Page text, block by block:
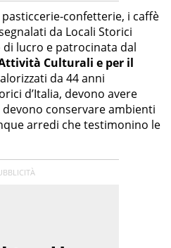
confetterie, i caffè
da Locali Storici
di lucro e patrocinata dal
Culturali e per il
da 44 anni
d’Italia, devono avere
conservare ambienti
arredi che testimonino le